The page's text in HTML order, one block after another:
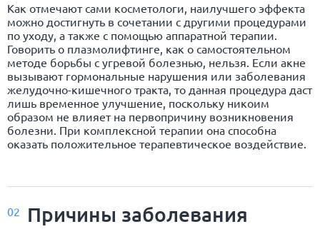
Как отмечают сами косметологи, наилучшего эффекта
можно достигнуть в сочетании с другими процедурами
по уходу, а также с помощью аппаратной терапии.
Говорить о плазмолифтинге, как о самостоятельном
методе борьбы с угревой болезнью, нельзя. Если акне
вызывают гормональные нарушения или заболевания
желудочно-кишечного тракта, то данная процедура даст
лишь временное улучшение, поскольку никоим
образом не влияет на первопричину возникновения
болезни. При комплексной терапии она способна
оказать положительное терапевтическое воздействие.
02 Причины заболевания